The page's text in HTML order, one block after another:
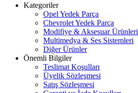
Kategoriler
Opel Yedek Parça
Chevrolet Yedek Parça
Modifiye & Aksesuar Ürünleri
Multimedya & Ses Sistemleri
Diğer Ürünler
Önemli Bilgiler
Teslimat Koşulları
Üyelik Sözleşmesi
Satış Sözleşmesi